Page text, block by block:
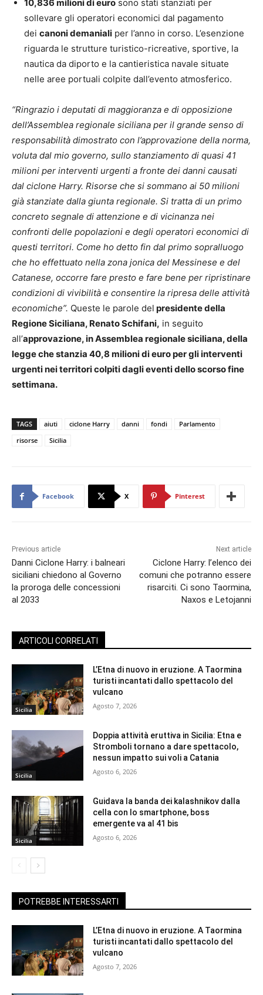
10,836 milioni di euro sono stati stanziati per
sollevare gli operatori economici dal pagamento
dei canoni demaniali per l’anno in corso. L’esenzione
riguarda le strutture turistico-ricreative, sportive, la
nautica da diporto e la cantieristica navale situate
nelle aree portuali colpite dall’evento atmosferico.
“Ringrazio i deputati di maggioranza e di opposizione
dell’Assemblea regionale siciliana per il grande senso di
responsabilità dimostrato con l’approvazione della norma,
voluta dal mio governo, sullo stanziamento di quasi 41
milioni per interventi urgenti a fronte dei danni causati
dal ciclone Harry. Risorse che si sommano ai 50 milioni
già stanziate dalla giunta regionale. Si tratta di un primo
concreto segnale di attenzione e di vicinanza nei
confronti delle popolazioni e degli operatori economici di
questi territori. Come ho detto fin dal primo sopralluogo
che ho effettuato nella zona jonica del Messinese e del
Catanese, occorre fare presto e fare bene per ripristinare
condizioni di vivibilità e consentire la ripresa delle attività
economiche”. Queste le parole del presidente della
Regione Siciliana, Renato Schifani, in seguito
all’approvazione, in Assemblea regionale siciliana, della
legge che stanzia 40,8 milioni di euro per gli interventi
urgenti nei territori colpiti dagli eventi dello scorso fine
settimana.
TAGS aiuti ciclone Harry danni fondi
Parlamento
risorse
Sicilia
Facebook X Pinterest
Previous article
Danni Ciclone Harry: i balneari
siciliani chiedono al Governo
la proroga delle concessioni
al 2033
Next article
Ciclone Harry: l’elenco dei
comuni che potranno essere
risarciti. Ci sono Taormina,
Naxos e Letojanni
ARTICOLI CORRELATI
Sicilia
L’Etna di nuovo in eruzione. A Taormina
turisti incantati dallo spettacolo del
vulcano
Agosto 7, 2026
Sicilia
Doppia attività eruttiva in Sicilia: Etna e
Stromboli tornano a dare spettacolo,
nessun impatto sui voli a Catania
Agosto 6, 2026
Sicilia
Guidava la banda dei kalashnikov dalla
cella con lo smartphone, boss
emergente va al 41 bis
Agosto 6, 2026
POTREBBE INTERESSARTI
L’Etna di nuovo in eruzione. A Taormina
turisti incantati dallo spettacolo del
vulcano
Agosto 7, 2026